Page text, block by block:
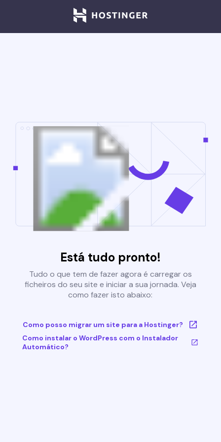
Está tudo pronto!
Tudo o que tem de fazer agora é carregar os
ficheiros do seu site e iniciar a sua jornada. Veja
como fazer isto abaixo:
Como posso migrar um site para a Hostinger?
Como instalar o WordPress com o Instalador
Automático?